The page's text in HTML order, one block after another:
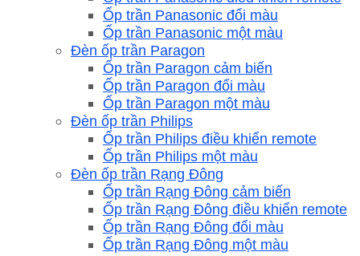
Ốp trần Panasonic đổi màu
Ốp trần Panasonic một màu
Đèn ốp trần Paragon
Ốp trần Paragon cảm biến
Ốp trần Paragon đổi màu
Ốp trần Paragon một màu
Đèn ốp trần Philips
Ốp trần Philips điều khiển remote
Ốp trần Philips một màu
Đèn ốp trần Rạng Đông
Ốp trần Rạng Đông cảm biến
Ốp trần Rạng Đông điều khiển remote
Ốp trần Rạng Đông đổi màu
Ốp trần Rạng Đông một màu